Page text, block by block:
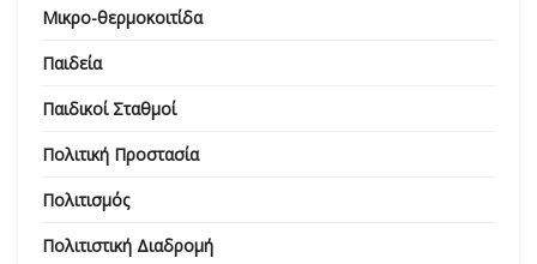
Μικρο-θερμοκοιτίδα
Παιδεία
Παιδικοί Σταθμοί
Πολιτική Προστασία
Πολιτισμός
Πολιτιστική Διαδρομή